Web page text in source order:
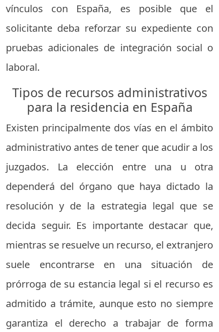
vínculos con España, es posible que el
solicitante deba reforzar su expediente con
pruebas adicionales de integración social o
laboral.
Tipos de recursos administrativos
para la residencia en España
Existen principalmente dos vías en el ámbito
administrativo antes de tener que acudir a los
juzgados. La elección entre una u otra
dependerá del órgano que haya dictado la
resolución y de la estrategia legal que se
decida seguir. Es importante destacar que,
mientras se resuelve un recurso, el extranjero
suele encontrarse en una situación de
prórroga de su estancia legal si el recurso es
admitido a trámite, aunque esto no siempre
garantiza el derecho a trabajar de forma